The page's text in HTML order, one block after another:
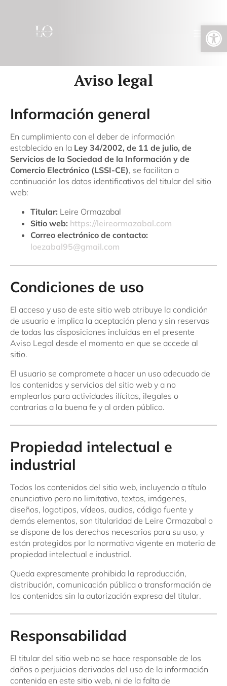
Abrir barra de herramientas
Aviso legal
Información general
En cumplimiento con el deber de información
establecido en la Ley 34/2002, de 11 de julio, de
Servicios de la Sociedad de la Información y de
Comercio Electrónico (LSSI-CE), se facilitan a
continuación los datos identificativos del titular del sitio
web:
Titular: Leire Ormazabal
Sitio web: https://leireormazabal.com
Correo electrónico de contacto:
loezabal95@gmail.com
Condiciones de uso
El acceso y uso de este sitio web atribuye la condición
de usuario e implica la aceptación plena y sin reservas
de todas las disposiciones incluidas en el presente
Aviso Legal desde el momento en que se accede al
sitio.
El usuario se compromete a hacer un uso adecuado de
los contenidos y servicios del sitio web y a no
emplearlos para actividades ilícitas, ilegales o
contrarias a la buena fe y al orden público.
Propiedad intelectual e
industrial
Todos los contenidos del sitio web, incluyendo a título
enunciativo pero no limitativo, textos, imágenes,
diseños, logotipos, vídeos, audios, código fuente y
demás elementos, son titularidad de Leire Ormazabal o
se dispone de los derechos necesarios para su uso, y
están protegidos por la normativa vigente en materia de
propiedad intelectual e industrial.
Queda expresamente prohibida la reproducción,
distribución, comunicación pública o transformación de
los contenidos sin la autorización expresa del titular.
Responsabilidad
El titular del sitio web no se hace responsable de los
daños o perjuicios derivados del uso de la información
contenida en este sitio web, ni de la falta de